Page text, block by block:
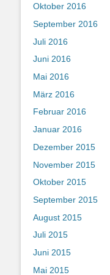
Oktober 2016
September 2016
Juli 2016
Juni 2016
Mai 2016
März 2016
Februar 2016
Januar 2016
Dezember 2015
November 2015
Oktober 2015
September 2015
August 2015
Juli 2015
Juni 2015
Mai 2015